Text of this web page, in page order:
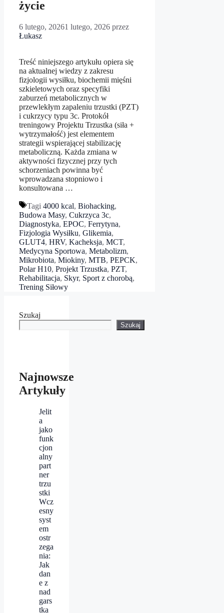
życie
6 lutego, 20261 lutego, 2026 przez
Łukasz
Treść niniejszego artykułu opiera się
na aktualnej wiedzy z zakresu
fizjologii wysiłku, biochemii mięśni
szkieletowych oraz specyfiki
zaburzeń metabolicznych w
przewlekłym zapaleniu trzustki (PZT)
i cukrzycy typu 3c. Protokół
treningowy Projektu Trzustka (siła +
wytrzymałość) jest elementem
strategii wspierającej stabilizację
metaboliczną. Każda zmiana w
aktywności fizycznej przy tych
schorzeniach powinna być
wprowadzana stopniowo i
konsultowana …
Tagi 4000 kcal, Biohacking,
Budowa Masy, Cukrzyca 3c,
Diagnostyka, EPOC, Ferrytyna,
Fizjologia Wysiłku, Glikemia,
GLUT4, HRV, Kacheksja, MCT,
Medycyna Sportowa, Metabolizm,
Mikrobiota, Miokiny, MTB, PEPCK,
Polar H10, Projekt Trzustka, PZT,
Rehabilitacja, Skyr, Sport z chorobą,
Trening Siłowy
Szukaj
Szukaj
Najnowsze
Artykuły
Jelit
a
jako
funk
cjon
alny
part
ner
trzu
stki
Wcz
esny
syst
em
ostr
zega
nia:
Jak
dan
e z
nad
gars
tka